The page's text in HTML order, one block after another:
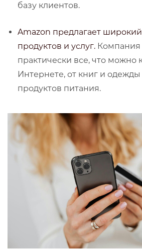
базу клиентов.
Amazon предлагает
продуктов и услуг. Компания
практически все, что можно
Интернете, от книг и
продуктов питания.